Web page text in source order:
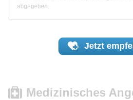
abgegeben.
Jetzt
Medizinisches